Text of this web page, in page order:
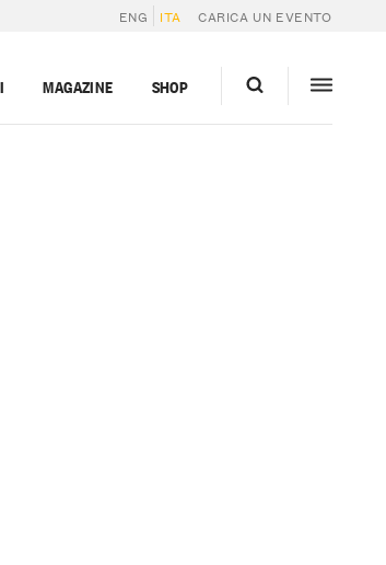
ENG ITA CARICA UN EVENTO
MAGAZINE SHOP